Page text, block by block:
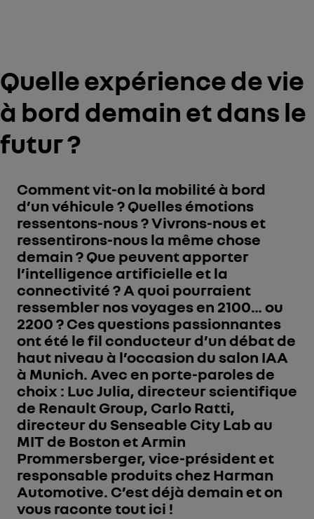
Quelle expérience de vie
à bord demain et dans le
futur ?
Comment vit-on la mobilité à bord
d’un véhicule ? Quelles émotions
ressentons-nous ? Vivrons-nous et
ressentirons-nous la même chose
demain ? Que peuvent apporter
l’intelligence artificielle et la
connectivité ? A quoi pourraient
ressembler nos voyages en 2100… ou
2200 ? Ces questions passionnantes
ont été le fil conducteur d’un débat de
haut niveau à l’occasion du salon IAA
à Munich. Avec en porte-paroles de
choix : Luc Julia, directeur scientifique
de Renault Group, Carlo Ratti,
directeur du Senseable City Lab au
MIT de Boston et Armin
Prommersberger, vice-président et
responsable produits chez Harman
Automotive. C’est déjà demain et on
vous raconte tout ici !